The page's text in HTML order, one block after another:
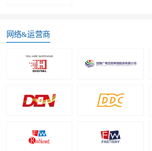
网络&运营商